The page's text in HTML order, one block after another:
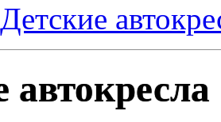
Детские
автокресла